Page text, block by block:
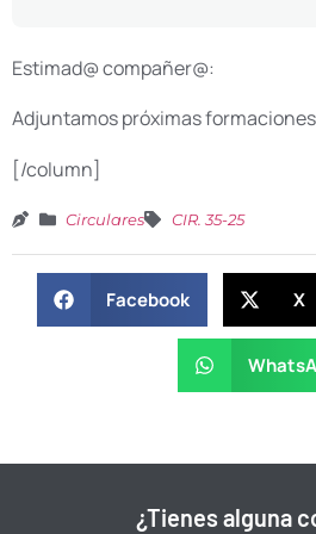
Estimad@ compañer@:
Adjuntamos próximas
[/column]
Circulares CIR. 35-25
Facebook X
¿Tienes alguna